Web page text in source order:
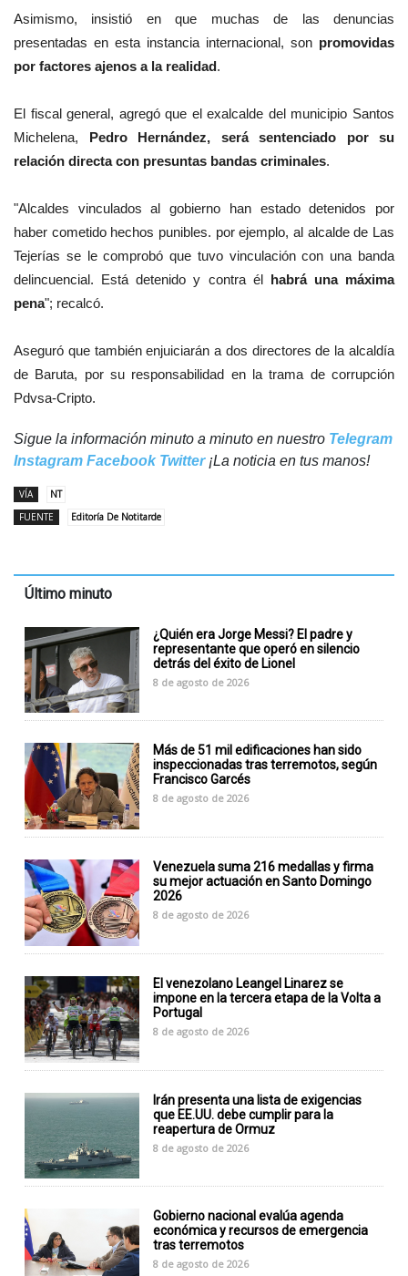
Asimismo, insistió en que muchas de las denuncias
presentadas en esta instancia internacional, son promovidas
por factores ajenos a la realidad.
El fiscal general, agregó que el exalcalde del municipio Santos
Michelena, Pedro Hernández, será sentenciado por su
relación directa con presuntas bandas criminales.
"Alcaldes vinculados al gobierno han estado detenidos por
haber cometido hechos punibles. por ejemplo, al alcalde de Las
Tejerías se le comprobó que tuvo vinculación con una banda
delincuencial. Está detenido y contra él habrá una máxima
pena"; recalcó.
Aseguró que también enjuiciarán a dos directores de la alcaldía
de Baruta, por su responsabilidad en la trama de corrupción
Pdvsa-Cripto.
Sigue la información minuto a minuto en nuestro Telegram
Instagram Facebook Twitter¡La noticia en tus manos!
VÍA
NT
FUENTE
Editoría De Notitarde
Último minuto
¿Quién era Jorge Messi? El padre y
representante que operó en silencio
detrás del éxito de Lionel
8 de agosto de 2026
Más de 51 mil edificaciones han sido
inspeccionadas tras terremotos, según
Francisco Garcés
8 de agosto de 2026
Venezuela suma 216 medallas y firma
su mejor actuación en Santo Domingo
2026
8 de agosto de 2026
El venezolano Leangel Linarez se
impone en la tercera etapa de la Volta a
Portugal
8 de agosto de 2026
Irán presenta una lista de exigencias
que EE.UU. debe cumplir para la
reapertura de Ormuz
8 de agosto de 2026
Gobierno nacional evalúa agenda
económica y recursos de emergencia
tras terremotos
8 de agosto de 2026